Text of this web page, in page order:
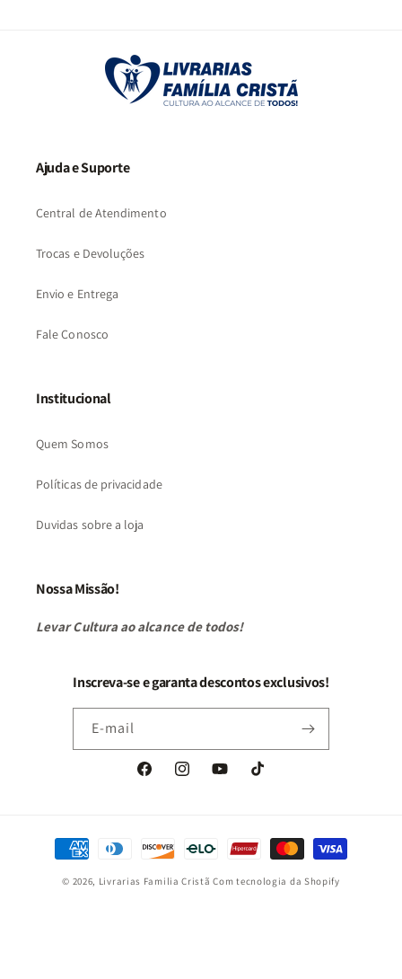
Ajuda e Suporte
Central de Atendimento
Trocas e Devoluções
Envio e Entrega
Fale Conosco
Institucional
Quem Somos
Políticas de privacidade
Duvidas sobre a loja
Nossa Missão!
Levar Cultura ao alcance de todos!
Inscreva-se e garanta descontos exclusivos!
E-mail
FacebookInstagramYouTubeTikTok
Formas
de
pagamento
© 2026, Livrarias Familia Cristã Com tecnologia da Shopify